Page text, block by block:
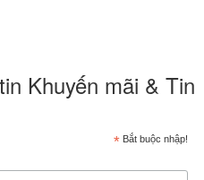
Khuyến mãi & Tin
* Bắt buộc nhập!